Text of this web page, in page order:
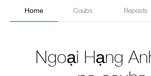
Home Coubs Reposts
Ngoại Hạng